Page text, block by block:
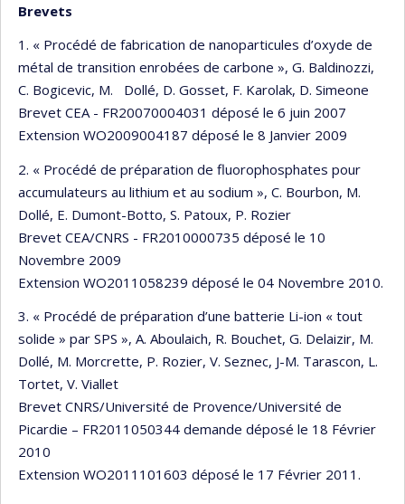
Brevets
1. « Procédé de fabrication de nanoparticules d’oxyde de
métal de transition enrobées de carbone », G. Baldinozzi,
C. Bogicevic, M. Dollé, D. Gosset, F. Karolak, D. Simeone
Brevet CEA - FR20070004031 déposé le 6 juin 2007
Extension WO2009004187 déposé le 8 Janvier 2009
2. « Procédé de préparation de fluorophosphates pour
accumulateurs au lithium et au sodium », C. Bourbon, M.
Dollé, E. Dumont-Botto, S. Patoux, P. Rozier
Brevet CEA/CNRS - FR2010000735 déposé le 10
Novembre 2009
Extension WO2011058239 déposé le 04 Novembre 2010.
3. « Procédé de préparation d’une batterie Li-ion « tout
solide » par SPS », A. Aboulaich, R. Bouchet, G. Delaizir, M.
Dollé, M. Morcrette, P. Rozier, V. Seznec, J-M. Tarascon, L.
Tortet, V. Viallet
Brevet CNRS/Université de Provence/Université de
Picardie – FR2011050344 demande déposé le 18 Février
2010
Extension WO2011101603 déposé le 17 Février 2011.